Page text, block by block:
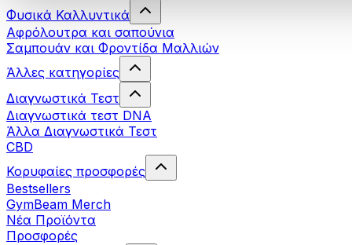
Φυσικά Καλλυντικά
Αφρόλουτρα και σαπούνια
Σαμπουάν και Φροντίδα Μαλλιών
Άλλες κατηγορίες
Διαγνωστικά Τεστ
Διαγνωστικά τεστ DNA
Άλλα Διαγνωστικά Τεστ
CBD
Κορυφαίες προσφορές
Bestsellers
GymBeam Merch
Νέα Προϊόντα
Προσφορές